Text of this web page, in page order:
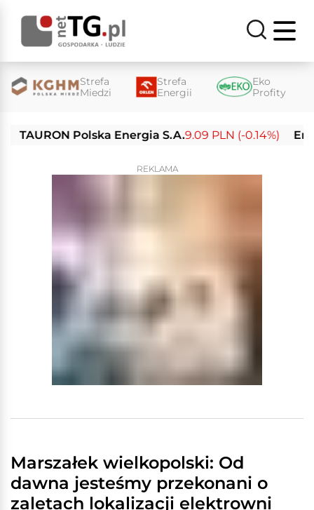
Strefa
Miedzi
Strefa
Energii
Eko
Profity
Polska Energia S.A.9.09 PLN (-0.14%) Enea
REKLAMA
Marszałek wielkopolski: Od
dawna jesteśmy przekonani o
zaletach lokalizacji elektrowni